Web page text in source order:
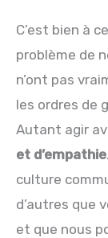
C’est bien à
problème de
n’ont pas
les ordres de
Autant agir
et d’empathie
culture
d’autres que
et que nous